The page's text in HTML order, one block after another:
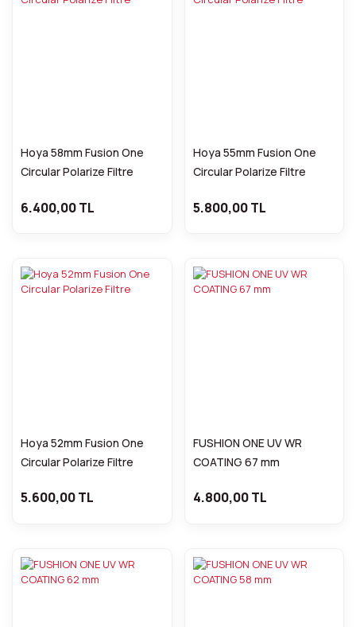
Hoya 58mm Fusion One
Circular Polarize Filtre
6.400,00 TL
Hoya 55mm Fusion One
Circular Polarize Filtre
5.800,00 TL
Hoya 52mm Fusion One
Circular Polarize Filtre
5.600,00 TL
FUSHION ONE UV WR
COATING 67 mm
4.800,00 TL